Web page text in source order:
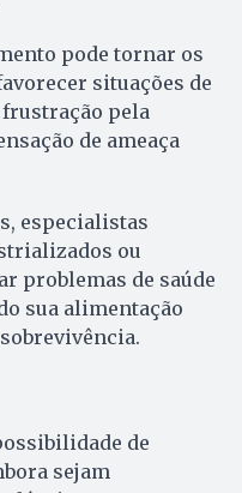
pode tornar os
situações de
pela
de ameaça
especialistas
ou
problemas de saúde
sua alimentação
de
sejam